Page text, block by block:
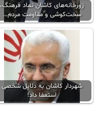
زورخانه‌های کاشان نماد فرهنگ،
سخت‌کوشی و مقاومت مردم…
شهردار کاشان به دلایل شخصی
استعفا داد!